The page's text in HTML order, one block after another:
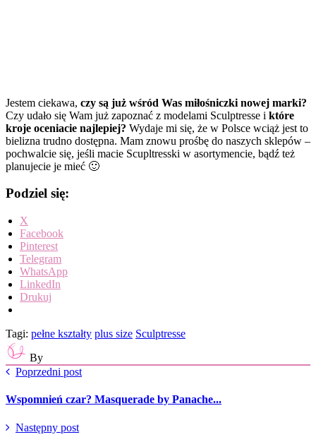
Jestem ciekawa, czy są już wśród Was miłośniczki nowej marki?
Czy udało się Wam już zapoznać z modelami Sculptresse i które
kroje oceniacie najlepiej? Wydaje mi się, że w Polsce wciąż jest to
bielizna trudno dostępna. Mam znowu prośbę do naszych sklepów –
pochwalcie się, jeśli macie Scupltresski w asortymencie, bądź też
planujecie je mieć 🙂
Podziel się:
X
Facebook
Pinterest
Telegram
WhatsApp
LinkedIn
Drukuj
Tagi: pełne kształty plus size Sculptresse
By
Poprzedni post
Wspomnień czar? Masquerade by Panache...
Następny post